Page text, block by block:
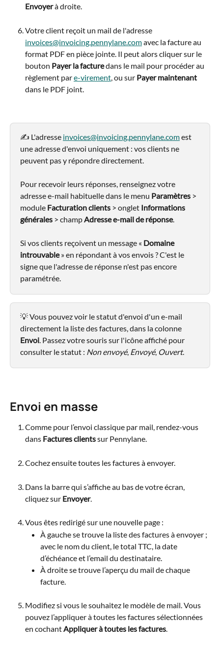
Envoyer à droite.
Votre client reçoit un mail de l'adresse
invoices@invoicing.pennylane.com avec la facture au
format PDF en pièce jointe. Il peut alors cliquer sur le
bouton Payer la facture dans le mail pour procéder au
règlement par e-virement , ou sur Payer maintenant
dans le PDF joint.
✍️ L'adresse invoices@invoicing.pennylane.com est
une adresse d'envoi uniquement : vos clients ne
peuvent pas y répondre directement.
Pour recevoir leurs réponses, renseignez votre
adresse e-mail habituelle dans le menu Paramètres >
module Facturation clients > onglet Informations
générales > champ Adresse e-mail de réponse.
Si vos clients reçoivent un message « Domaine
introuvable » en répondant à vos envois ? C'est le
signe que l'adresse de réponse n'est pas encore
paramétrée.
💡 Vous pouvez voir le statut d'envoi d'un e-mail
directement la liste des factures, dans la colonne
Envoi. Passez votre souris sur l'icône affiché pour
consulter le statut : Non envoyé, Envoyé, Ouvert.
Envoi en masse
Comme pour l’envoi classique par mail, rendez-vous
dans Factures clients sur Pennylane.
Cochez ensuite toutes les factures à envoyer.
Dans la barre qui s’affiche au bas de votre écran,
cliquez sur Envoyer.
Vous êtes redirigé sur une nouvelle page :
À gauche se trouve la liste des factures à envoyer ;
avec le nom du client, le total TTC, la date
d’échéance et l’email du destinataire.
À droite se trouve l’aperçu du mail de chaque
facture.
Modifiez si vous le souhaitez le modèle de mail. Vous
pouvez l’appliquer à toutes les factures sélectionnées
en cochant Appliquer à toutes les factures.